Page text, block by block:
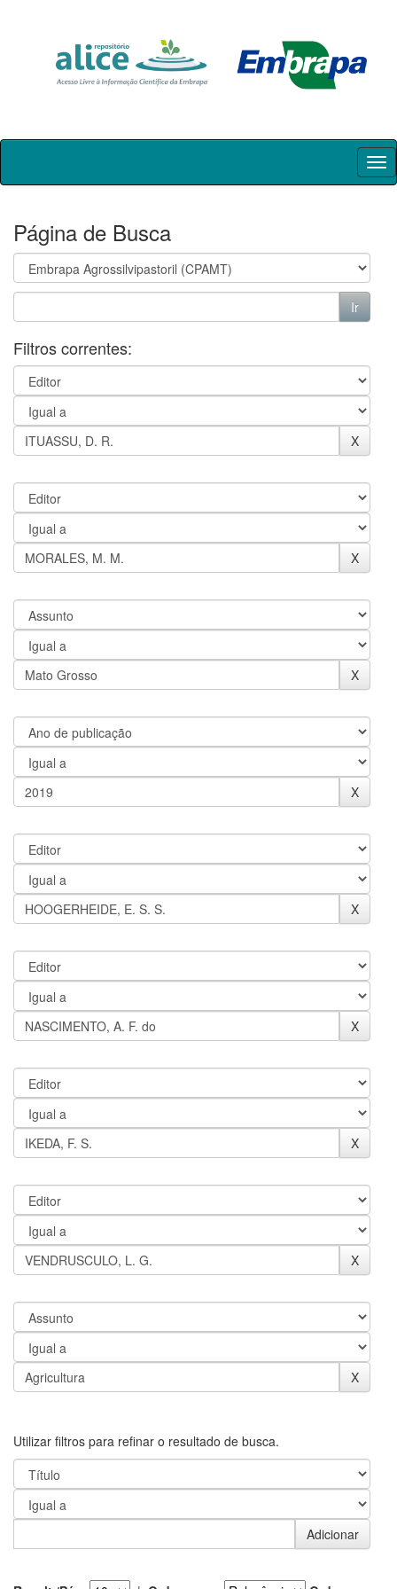
Skip
Página de Busca
Filtros correntes:
Utilizar filtros para refinar o resultado de busca.